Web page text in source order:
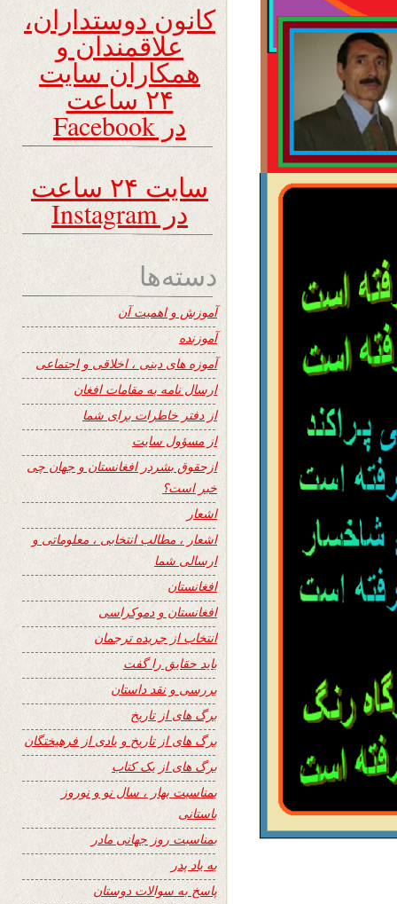
کانون دوستداران،
علاقمندان و
همکاران سایت
۲۴ ساعت
در Facebook
سایت ۲۴ ساعت
در Instagram
دسته‌ها
آموزش و اهمیت آن
آموزنده
آموزه های دینی ، اخلاقی و اجتماعی
ارسال نامه به مقامات افغان
از دفتر خاطرات برای شما
از مسؤول سایت
ازحقوق بشردر افغانستان و جهان چی
خبر است؟
اشعار
اشعار ، مطالب انتخابی ، معلوماتی و
ارسالی شما
افغانستان
افغانستان و دموکراسی
انتخاب از جریده ترجمان
باید حقایق را گفت
بررسی و نقد داستان
برگ های از تاریخ
برگ های از تاریخ و یادی از فرهیختگان
برگ های از یک کتاب
بمناسبت بهار ، سال نو و نوروز
باستانی
بمناسبت روز جهانی مادر
به یاد پدر
پاسخ به سوالات دوستان